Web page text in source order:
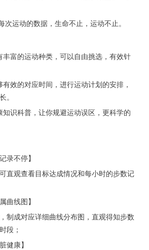
次运动的数据，生命不止，运动不止。
丰富的运动种类，可以自由挑选，有效针
效的对应时间，进行运动计划的安排，
。
知识科普，让你规避运动误区，更科学的
录不停】
直观查看目标达成情况和每小时的步数记
曲线图】
制成对应详细曲线分布图，直观得知步数
段；
健康】